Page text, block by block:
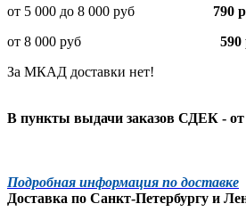
от 5 000 до 8 000 руб 790
от 8 000 руб 590
За МКАД доставки нет!
В пункты выдачи заказов СДЕК - от
Подробная информация по доставке
Доставка по Санкт-Петербургу и